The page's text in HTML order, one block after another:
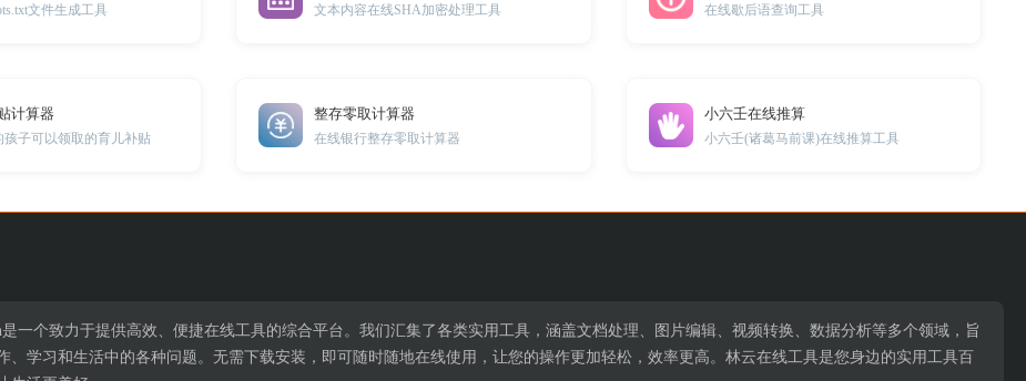
文件生成工具 文本内容在线SHA加密处理工具 在线歇后语查询工具
计算器
孩子可以领取的育儿补贴
整存零取计算器
在线银行整存零取计算器
小六壬在线推算
小六壬(诸葛马前课)在线推算工具
一个致力于提供高效、便捷在线工具的综合平台。我们汇集了各类实用工具，涵盖文档处理、图片编辑、视频转换、数据分析等多个领域，旨
、学习和生活中的各种问题。无需下载安装，即可随时随地在线使用，让您的操作更加轻松，效率更高。林云在线工具是您身边的实用工具百